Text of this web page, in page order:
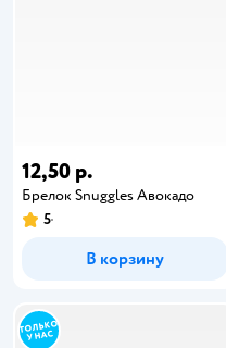
12,50 р.
Брелок Snuggles Авокадо
5
В корзину